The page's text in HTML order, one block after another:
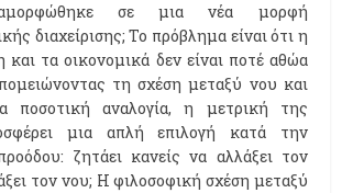
σε μια νέα μορφή
διαχείρισης; Το πρόβλημα είναι ότι η
και τα οικονομικά δεν είναι ποτέ αθώα
τη σχέση μεταξύ νου και
ποσοτική αναλογία, η μετρική της
μια απλή επιλογή κατά την
ζητάει κανείς να αλλάξει τον
τον νου; Η φιλοσοφική σχέση μεταξύ